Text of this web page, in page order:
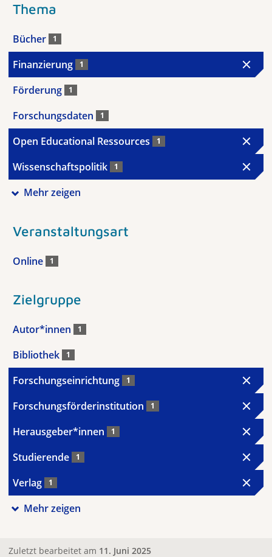
Thema
Bücher 1
Finanzierung 1
Förderung 1
Forschungsdaten 1
Open Educational Ressources 1
Wissenschaftspolitik 1
Mehr zeigen
Veranstaltungsart
Online 1
Zielgruppe
Autor*innen 1
Bibliothek 1
Forschungseinrichtung 1
Forschungsförderinstitution 1
Herausgeber*innen 1
Studierende 1
Verlag 1
Mehr zeigen
Zuletzt bearbeitet am 11. Juni 2025